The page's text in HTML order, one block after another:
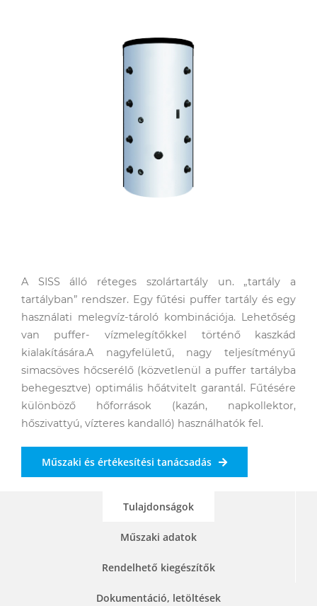
Műszaki, értékesítési tanácsadás
Szolgáltatás megrendelés
A SISS álló réteges szolártartály un. „tartály a
tartályban” rendszer. Egy fűtési puffer tartály és egy
használati melegvíz-tároló kombinációja. Lehetőség
van puffer- vízmelegítőkkel történő kaszkád
kialakítására.A nagyfelületű, nagy teljesítményű
simacsöves hőcserélő (közvetlenül a puffer tartályba
behegesztve) optimális hőátvitelt garantál. Fűtésére
különböző hőforrások (kazán, napkollektor,
hőszivattyú, vízteres kandalló) használhatók fel.
Műszaki és értékesítési tanácsadás
Tulajdonságok
Műszaki adatok
Rendelhető kiegészítők
Dokumentáció, letöltések